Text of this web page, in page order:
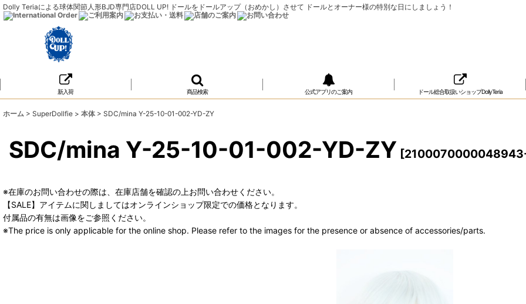
Dolly Teriaによる球体関節人形BJD専門店DOLL UP! ドールをドールアップ（おめかし）させて ドールとオーナー様の特別な日にしましょう！
新入荷 商品検索 公式アプリのご案内 ドール総合取扱いショップDollyTeria
ホーム > SuperDollfie > 本体 > SDC/mina Y-25-10-01-002-YD-ZY
SDC/mina Y-25-10-01-002-YD-ZY [
※在庫のお問い合わせの際は、在庫店舗を確認の上お問い合わせください。
【SALE】アイテムに関しましてはオンラインショップ限定での価格となります。
付属品の有無は画像をご参照ください。
※The price is only applicable for the online shop. Please refer to the images for the presence or absence of accessories/parts.